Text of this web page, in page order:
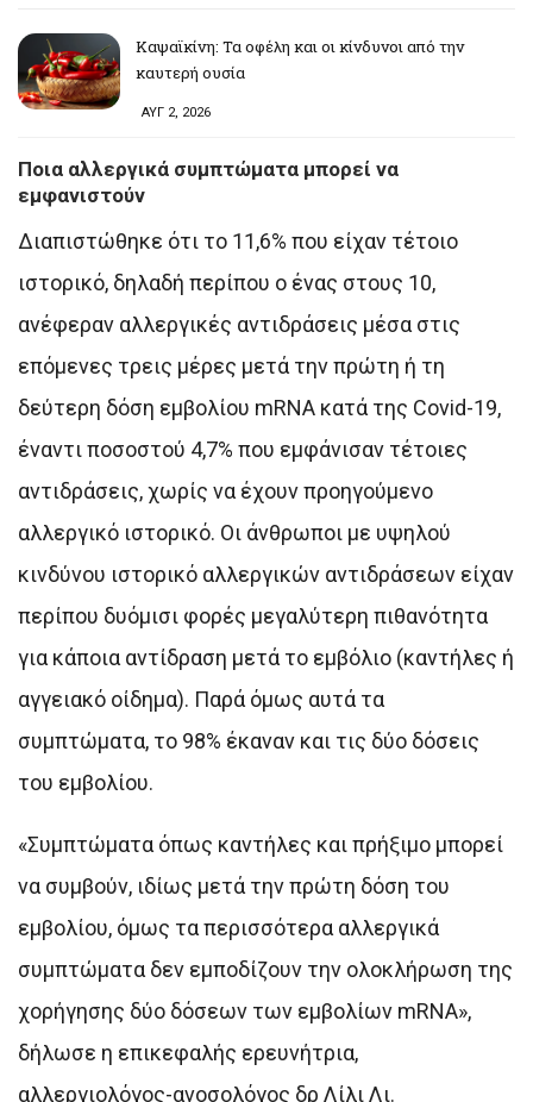
Καψαϊκίνη: Τα οφέλη και οι κίνδυνοι από την
καυτερή ουσία
ΑΥΓ 2, 2026
Ποια αλλεργικά συμπτώματα μπορεί να
εμφανιστούν
Διαπιστώθηκε ότι το 11,6% που είχαν τέτοιο
ιστορικό, δηλαδή περίπου ο ένας στους 10,
ανέφεραν αλλεργικές αντιδράσεις μέσα στις
επόμενες τρεις μέρες μετά την πρώτη ή τη
δεύτερη δόση εμβολίου mRNA κατά της Covid-19,
έναντι ποσοστού 4,7% που εμφάνισαν τέτοιες
αντιδράσεις, χωρίς να έχουν προηγούμενο
αλλεργικό ιστορικό. Οι άνθρωποι με υψηλού
κινδύνου ιστορικό αλλεργικών αντιδράσεων είχαν
περίπου δυόμισι φορές μεγαλύτερη πιθανότητα
για κάποια αντίδραση μετά το εμβόλιο (καντήλες ή
αγγειακό οίδημα). Παρά όμως αυτά τα
συμπτώματα, το 98% έκαναν και τις δύο δόσεις
του εμβολίου.
«Συμπτώματα όπως καντήλες και πρήξιμο μπορεί
να συμβούν, ιδίως μετά την πρώτη δόση του
εμβολίου, όμως τα περισσότερα αλλεργικά
συμπτώματα δεν εμποδίζουν την ολοκλήρωση της
χορήγησης δύο δόσεων των εμβολίων mRNA»,
δήλωσε η επικεφαλής ερευνήτρια,
αλλεργιολόγος-ανοσολόγος δρ Λίλι Λι.